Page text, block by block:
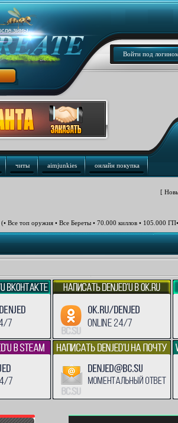
Войти под
читы aimjunkies онлайн покупка
[
(• Все топ оружия • Все Береты • 70.000 киллов • 105.000